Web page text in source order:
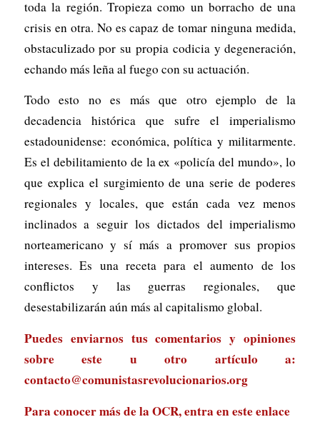
toda la región. Tropieza como un borracho de una
crisis en otra. No es capaz de tomar ninguna medida,
obstaculizado por su propia codicia y degeneración,
echando más leña al fuego con su actuación.
Todo esto no es más que otro ejemplo de la
decadencia histórica que sufre el imperialismo
estadounidense: económica, política y militarmente.
Es el debilitamiento de la ex «policía del mundo», lo
que explica el surgimiento de una serie de poderes
regionales y locales, que están cada vez menos
inclinados a seguir los dictados del imperialismo
norteamericano y sí más a promover sus propios
intereses. Es una receta para el aumento de los
conflictos y las guerras regionales, que
desestabilizarán aún más al capitalismo global.
Puedes enviarnos tus comentarios y opiniones
sobre este u otro artículo a:
contacto@comunistasrevolucionarios.org
Para conocer más de la OCR, entra eneste enlace